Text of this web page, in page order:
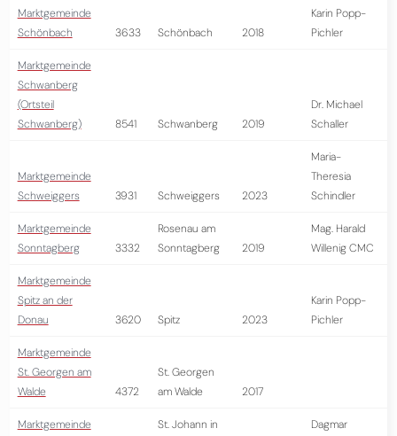
Marktgemeinde
Schönbach
3633 Schönbach 2018
Karin Popp-
Pichler
Marktgemeinde
Schwanberg
(Ortsteil
Schwanberg)
8541 Schwanberg 2019
Dr. Michael
Schaller
Marktgemeinde
Schweiggers
3931 Schweiggers 2023
Maria-
Theresia
Schindler
Marktgemeinde
Sonntagberg
3332
Rosenau am
Sonntagberg
2019
Mag. Harald
Willenig CMC
Marktgemeinde
Spitz an der
Donau
3620 Spitz 2023
Karin Popp-
Pichler
Marktgemeinde
St. Georgen am
Walde
4372
St. Georgen
am Walde
2017
Marktgemeinde
St. Johann in
Dagmar